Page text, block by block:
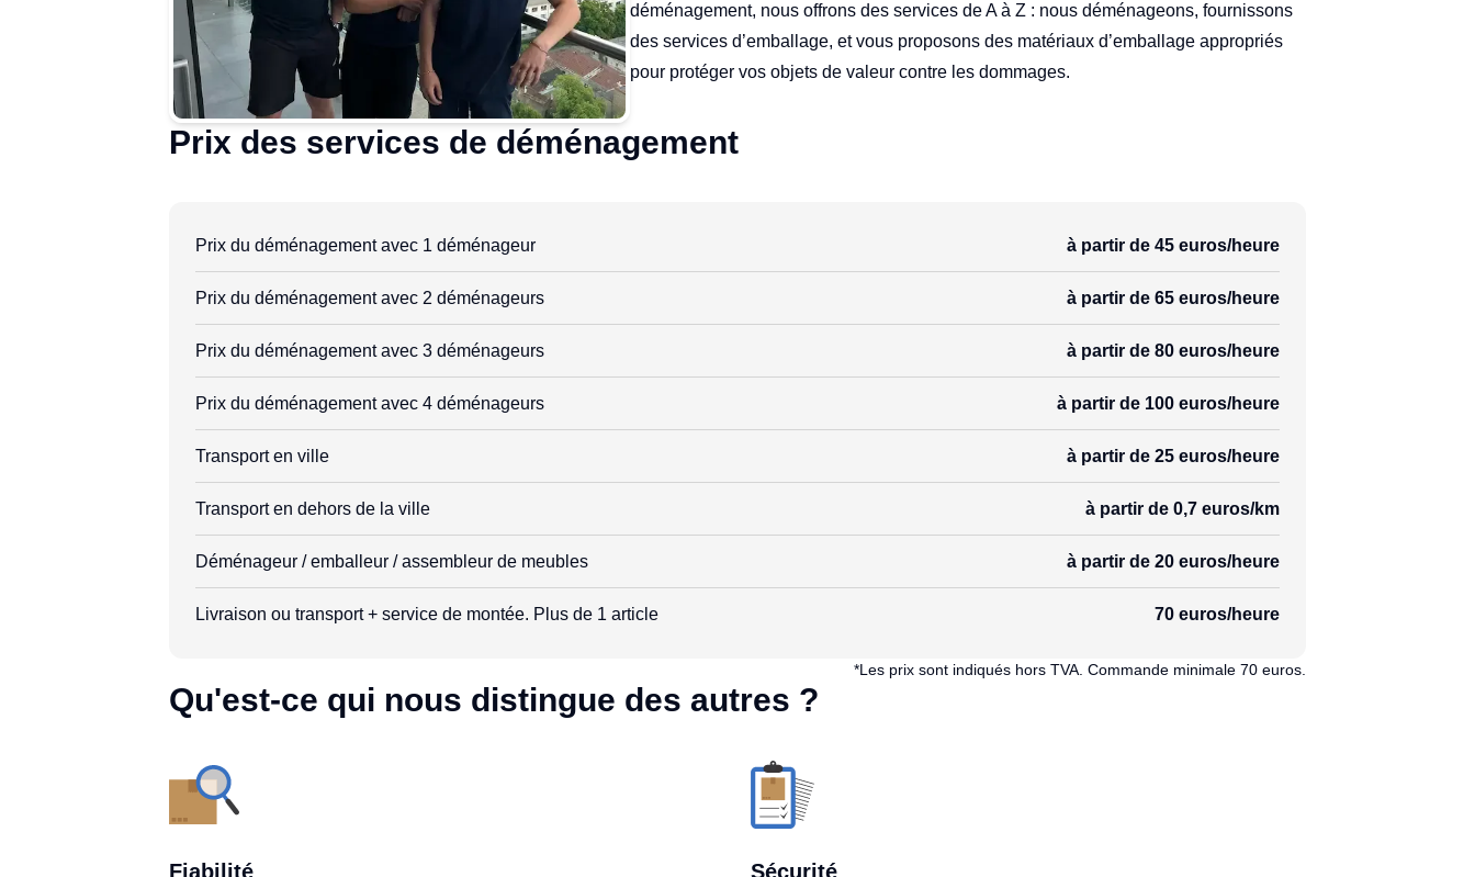
déménagement, nous offrons des services de A à Z : nous déménageons, fournissons
des services d’emballage, et vous proposons des matériaux d’emballage appropriés
pour protéger vos objets de valeur contre les dommages.
Prix des services de déménagement
Prix du déménagement avec 1 déménageur à partir de 45 euros/heure
Prix du déménagement avec 2 déménageurs à partir de 65 euros/heure
Prix du déménagement avec 3 déménageurs à partir de 80 euros/heure
Prix du déménagement avec 4 déménageurs à partir de 100 euros/heure
Transport en ville à partir de 25 euros/heure
Transport en dehors de la ville à partir de 0,7 euros/km
Déménageur / emballeur / assembleur de meubles à partir de 20 euros/heure
Livraison ou transport + service de montée. Plus de 1 article 70 euros/heure
*Les prix sont indiqués hors TVA. Commande minimale 70 euros.
Qu'est-ce qui nous distingue des autres ?
Fiabilité Sécurité